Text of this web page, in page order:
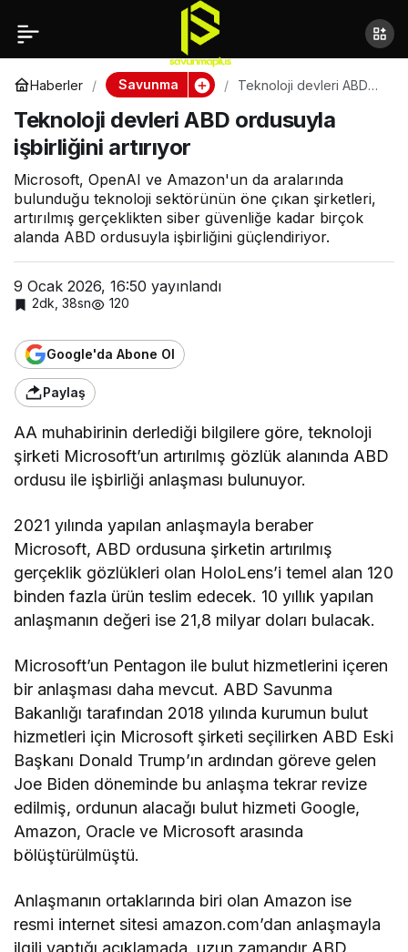
Haberler Savunma
Teknoloji devleri ABD
artırıyor
Teknoloji devleri ABD ordusuyla
işbirliğini artırıyor
Microsoft, OpenAI ve Amazon'un da aralarında
bulunduğu teknoloji sektörünün öne çıkan şirketleri,
artırılmış gerçeklikten siber güvenliğe kadar birçok
alanda ABD ordusuyla işbirliğini güçlendiriyor.
9 Ocak 2026, 16:50 yayınlandı
2dk, 38sn 120
Google'da Abone Ol
Paylaş
AA muhabirinin derlediği bilgilere göre, teknoloji
şirketi Microsoft’un artırılmış gözlük alanında ABD
ordusu ile işbirliği anlaşması bulunuyor.
2021 yılında yapılan anlaşmayla beraber
Microsoft, ABD ordusuna şirketin artırılmış
gerçeklik gözlükleri olan HoloLens’i temel alan 120
binden fazla ürün teslim edecek. 10 yıllık yapılan
anlaşmanın değeri ise 21,8 milyar doları bulacak.
Microsoft’un Pentagon ile bulut hizmetlerini içeren
bir anlaşması daha mevcut. ABD Savunma
Bakanlığı tarafından 2018 yılında kurumun bulut
hizmetleri için Microsoft şirketi seçilirken ABD Eski
Başkanı Donald Trump’ın ardından göreve gelen
Joe Biden döneminde bu anlaşma tekrar revize
edilmiş, ordunun alacağı bulut hizmeti Google,
Amazon, Oracle ve Microsoft arasında
bölüştürülmüştü.
Anlaşmanın ortaklarında biri olan Amazon ise
resmi internet sitesi amazon.com’dan anlaşmayla
ilgili yaptığı açıklamada, uzun zamandır ABD
Sarsılmaz başarısını
ABD’de perçinliyor
Paylaş